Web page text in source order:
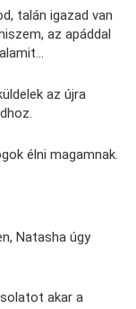
talán igazad van
az apáddal
az újra
élni magamnak.
Natasha úgy
akar a